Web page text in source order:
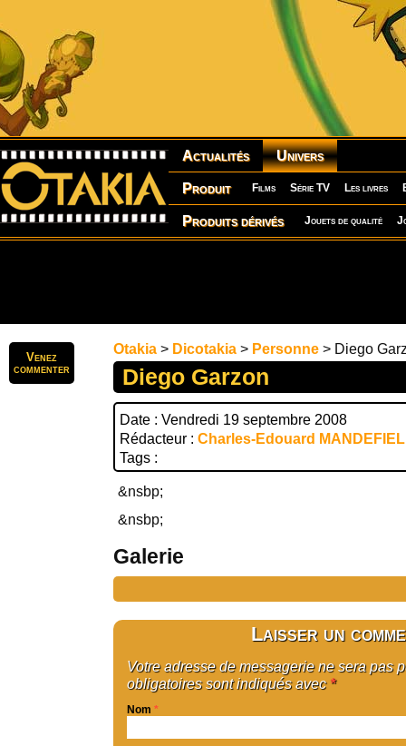
Actualités Univers
Produit Films Série TV Les livres
Produits dérivés Jouets de qualité
Venez
commenter
Otakia > Dicotakia > Personne > Diego
Diego Garzon
Date : Vendredi 19 septembre 2008
Rédacteur : Charles-Edouard
Tags :
&nsbp;
&nsbp;
Galerie
Laisser un
Votre adresse de messagerie ne sera pas
obligatoires sont indiqués avec *
Nom *